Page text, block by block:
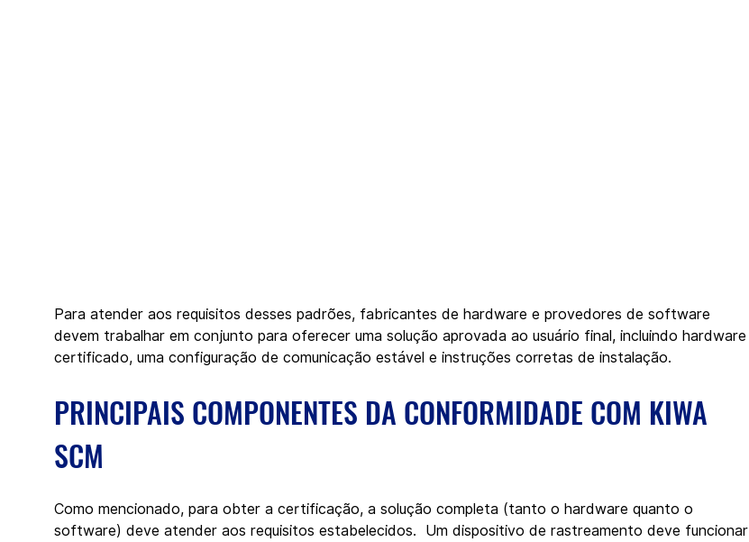
Para atender aos requisitos desses padrões, fabricantes de hardware e provedores de software
devem trabalhar em conjunto para oferecer uma solução aprovada ao usuário final, incluindo hardware
certificado, uma configuração de comunicação estável e instruções corretas de instalação.
PRINCIPAIS COMPONENTES DA CONFORMIDADE COM KIWA
SCM
Como mencionado, para obter a certificação, a solução completa (tanto o hardware quanto o
software) deve atender aos requisitos estabelecidos.  Um dispositivo de rastreamento deve funcionar